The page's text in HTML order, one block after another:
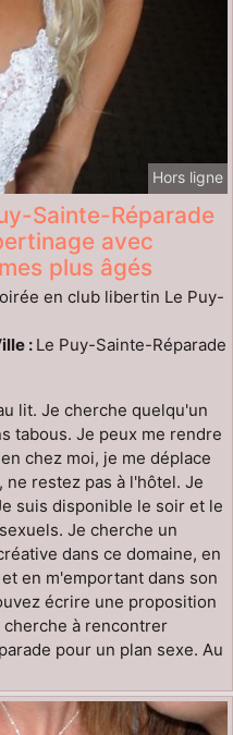
Hors ligne
Sainte-Réparade
avec
plus âgés
en club libertin Le Puy-
: Le Puy-Sainte-Réparade
lit. Je cherche quelqu'un
tabous. Je peux me rendre
chez moi, je me déplace
restez pas à l'hôtel. Je
suis disponible le soir et le
Je cherche un
dans ce domaine, en
en m'emportant dans son
écrire une proposition
à rencontrer
pour un plan sexe. Au